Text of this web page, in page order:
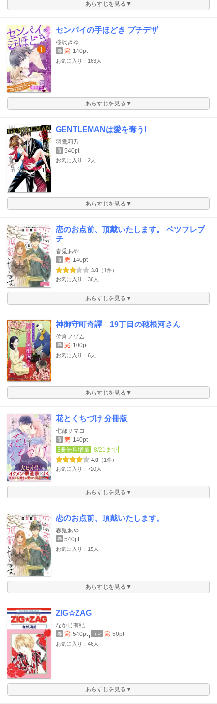
あらすじを見る▼
センパイの手ほどき プチデザ
桜沢きゆ
巻 完 140pt
お気に入り：163人
あらすじを見る▼
GENTLEMANは愛を奪う!
羽鷹莉乃
巻 540pt
お気に入り：2人
あらすじを見る▼
恋のお点前、頂戴いたします。 ベツフレプ
チ
春兎あや
巻 完 140pt
3.0 （1件）
お気に入り：36人
あらすじを見る▼
神御守町奇譚 19丁目の穂根河さん
佐倉ノゾム
巻 完 100pt
お気に入り：6人
あらすじを見る▼
花とくちづけ 分冊版
七都サマコ
巻 完 140pt
3冊無料増量
8/21まで
4.0 （1件）
お気に入り：720人
あらすじを見る▼
恋のお点前、頂戴いたします。
春兎あや
巻 540pt
お気に入り：15人
あらすじを見る▼
ZIG☆ZAG
なかじ有紀
巻 完 540pt コマ 完 50pt
お気に入り：46人
あらすじを見る▼